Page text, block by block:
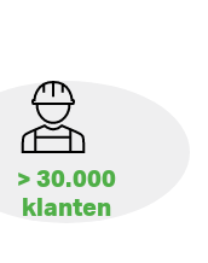
> 30.000
klanten